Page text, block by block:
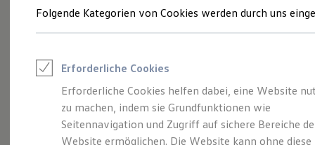
Junge Gebrauchtwagen und Gebrauchtwagen
Saisonangebote
Leasing
Leasing-Angebote
Gebrauchtwagen Leasing
Junge Gebrauchtwagen-Leasing
Elektroauto Leasing
Abenteuer Leben. Der
Folgende Kategorien von Cookies werden durch uns
Erforderliche Cookies
Erforderliche Cookies helfen dabei, eine Website
zu machen, indem sie Grundfunktionen wie
Seitennavigation und Zugriff auf sichere Bereiche
Website ermöglichen. Die Website kann ohne diese